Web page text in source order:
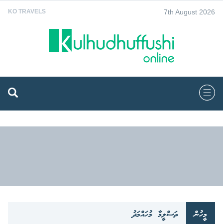
KO TRAVELS 7th August 2026
މީހުން ތަސްލީމާ މުހައްމަދު